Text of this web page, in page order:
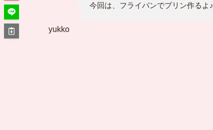
yukko
今回は、フライパンでプリン作るよ♪